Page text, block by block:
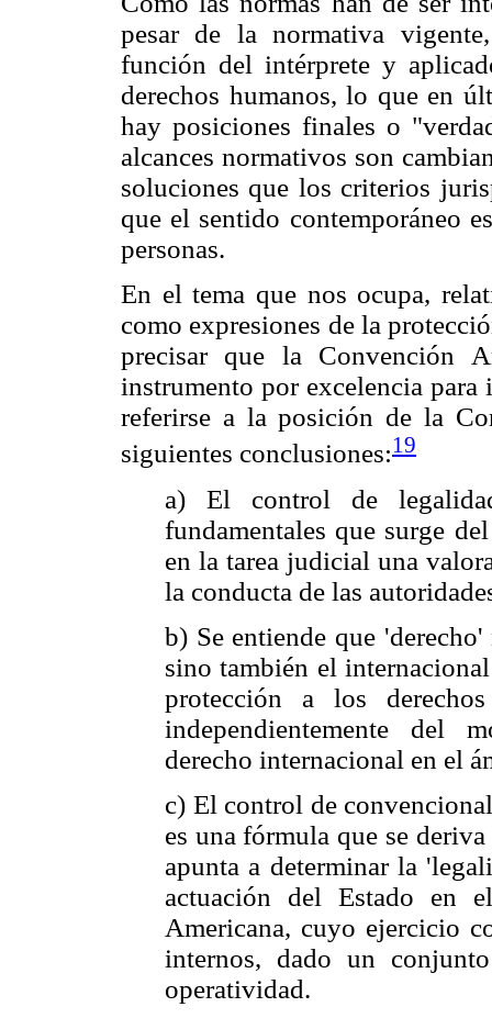
pesar de la normativa
función del intérprete y
derechos humanos, lo que en
hay posiciones finales o
alcances normativos son
soluciones que los criterios
que el sentido contemporáneo
personas.
En el tema que nos ocupa,
como expresiones de la
precisar que la Convención
instrumento por excelencia para
referirse a la posición de la
siguientes conclusiones:19
a) El control de
fundamentales que surge
en la tarea judicial una
la conducta de las
b) Se entiende que
sino también el
protección a los
independientemente del
derecho internacional en el
c) El control de
es una fórmula que se
apunta a determinar la
actuación del Estado en
Americana, cuyo ejercicio
internos, dado un
operatividad.